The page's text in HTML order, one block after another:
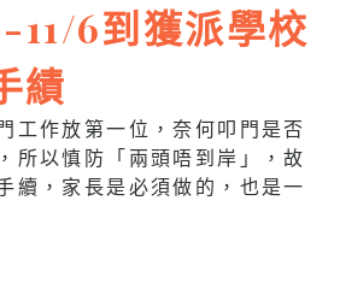
11/6到獲派學校
績
工作放第一位，奈何叩門是否
所以慎防「兩頭唔到岸」，故
續，家長是必須做的，也是一